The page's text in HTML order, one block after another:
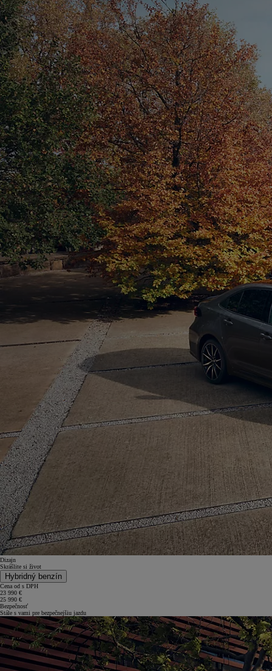
Dizajn
Skrášlite si život
Hybridný benzín
Cena od s DPH
23 990 €
25 990 €
Bezpečnosť
Stále s vami pre bezpečnejšiu jazdu